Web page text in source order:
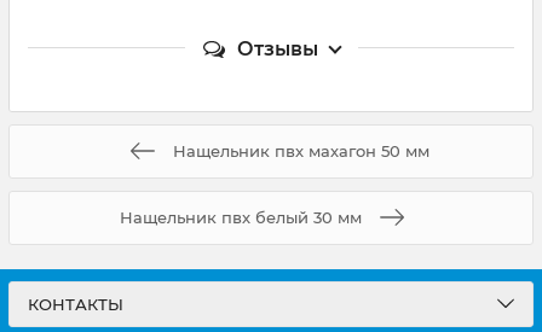
Отзывы
Нащельник пвх махагон 50 мм
Нащельник пвх белый 30 мм
КОНТАКТЫ